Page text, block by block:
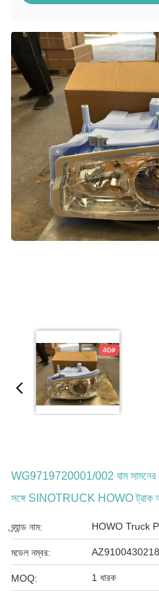
WG9719720001/002 বাম সামনের
সঙ্গে SINOTRUCK HOWO ট্রাক
ব্র্যান্ড নাম: HOWO Truck
মডেল নম্বর:
MOQ: 1 ধারক